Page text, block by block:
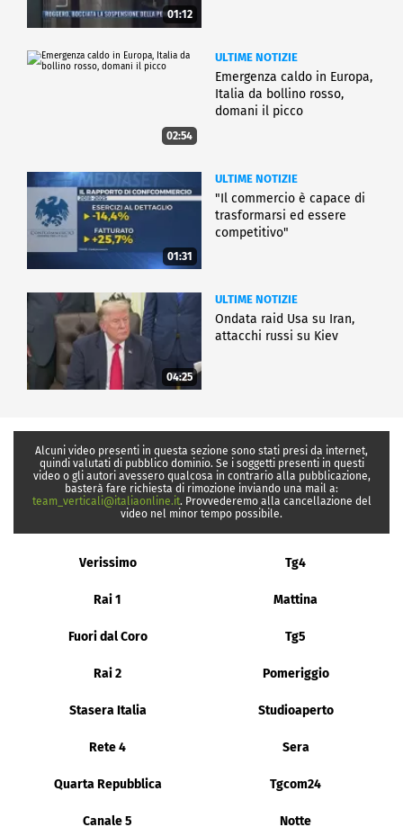
01:12
02:54
ULTIME NOTIZIE
Emergenza caldo in Europa,
Italia da bollino rosso,
domani il picco
01:31
ULTIME NOTIZIE
"Il commercio è capace di
trasformarsi ed essere
competitivo"
04:25
ULTIME NOTIZIE
Ondata raid Usa su Iran,
attacchi russi su Kiev
Alcuni video presenti in questa sezione sono stati presi da internet,
quindi valutati di pubblico dominio. Se i soggetti presenti in questi
video o gli autori avessero qualcosa in contrario alla pubblicazione,
basterà fare richiesta di rimozione inviando una mail a:
team_verticali@italiaonline.it. Provvederemo alla cancellazione del
video nel minor tempo possibile.
Verissimo Tg4
Rai 1 Mattina
Fuori dal Coro Tg5
Rai 2 Pomeriggio
Stasera Italia Studioaperto
Rete 4 Sera
Quarta Repubblica Tgcom24
Canale 5 Notte